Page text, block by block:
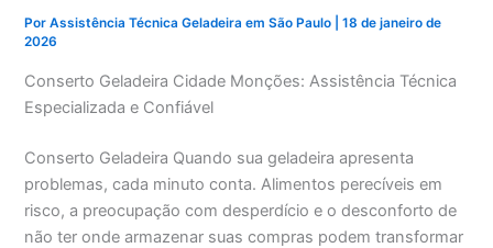
PorAssistência Técnica Geladeira em São Paulo |18 de janeiro de
2026
Conserto Geladeira Cidade Monções: Assistência Técnica
Especializada e Confiável
Conserto Geladeira Quando sua geladeira apresenta
problemas, cada minuto conta. Alimentos perecíveis em
risco, a preocupação com desperdício e o desconforto de
não ter onde armazenar suas compras podem transformar